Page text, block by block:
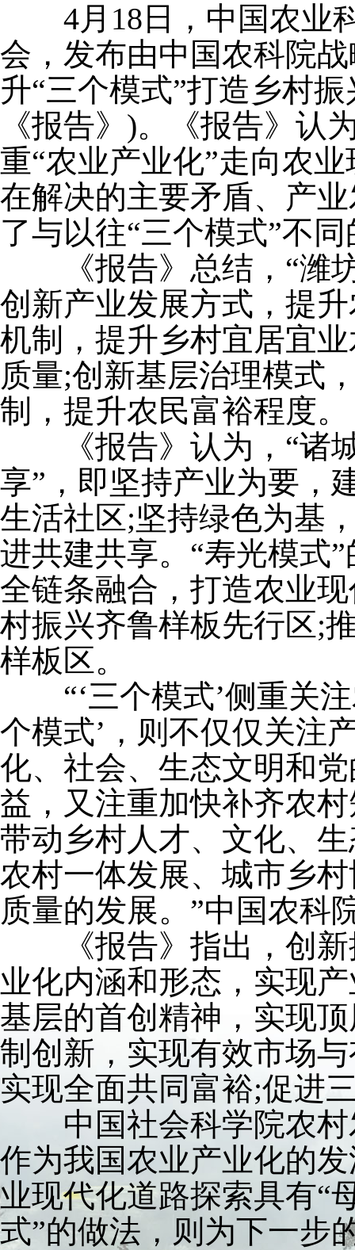
4月18日，中国农业科
会，发布由中国农科院
升“三个模式”打造乡村
《报告》)。《报告》认
重“农业产业化”走向农
在解决的主要矛盾、产
了与以往“三个模式”不
《报告》总结，“潍坊
创新产业发展方式，提
机制，提升乡村宜居宜
质量;创新基层治理模式
制，提升农民富裕程度。
《报告》认为，“诸城
享”，即坚持产业为要，
生活社区;坚持绿色为基
进共建共享。“寿光模式
全链条融合，打造农业
村振兴齐鲁样板先行区;
样板区。
“‘三个模式’侧重关注
个模式’，则不仅仅关注
化、社会、生态文明和
益，又注重加快补齐农
带动乡村人才、文化、
农村一体发展、城市乡
质量的发展。”中国农科
《报告》指出，创新
业化内涵和形态，实现
基层的首创精神，实现
制创新，实现有效市场
实现全面共同富裕;促进
中国社会科学院农村
作为我国农业产业化的
业现代化道路探索具有“
式”的做法，则为下一步